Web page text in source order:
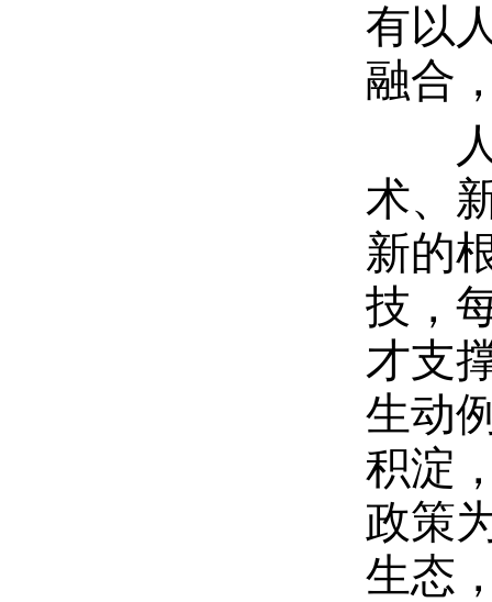
有以
融合
人
术、
新的
技，
才支
生动
积淀
政策
生态